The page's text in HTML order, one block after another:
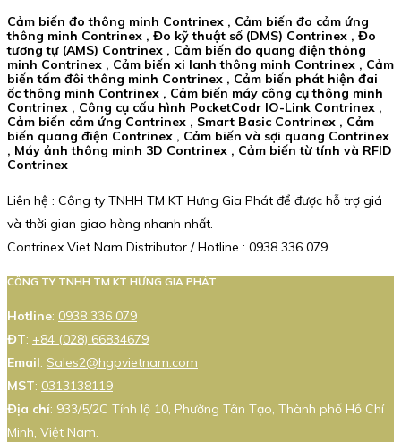
Cảm biến đo thông minh Contrinex , Cảm biến đo cảm ứng
thông minh Contrinex , Đo kỹ thuật số (DMS) Contrinex , Đo
tương tự (AMS) Contrinex , Cảm biến đo quang điện thông
minh Contrinex , Cảm biến xi lanh thông minh Contrinex , Cảm
biến tấm đôi thông minh Contrinex , Cảm biến phát hiện đai
ốc thông minh Contrinex , Cảm biến máy công cụ thông minh
Contrinex , Công cụ cấu hình PocketCodr IO-Link Contrinex ,
Cảm biến cảm ứng Contrinex , Smart Basic Contrinex , Cảm
biến quang điện Contrinex , Cảm biến và sợi quang Contrinex
, Máy ảnh thông minh 3D Contrinex , Cảm biến từ tính và RFID
Contrinex
Liên hệ : Công ty TNHH TM KT Hưng Gia Phát để được hỗ trợ giá
và thời gian giao hàng nhanh nhất.
Contrinex Viet Nam Distributor / Hotline : 0938 336 079
CÔNG TY TNHH TM KT HƯNG GIA PHÁT
Hotline: 0938 336 079
ĐT: +84 (028) 66834679
Email: Sales2@hgpvietnam.com
MST: 0313138119
Địa chỉ: 933/5/2C Tỉnh lộ 10, Phường Tân Tạo, Thành phố Hồ Chí
Minh, Việt Nam.